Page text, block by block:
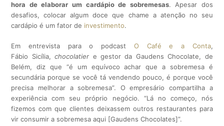
hora de elaborar um cardápio de sobremesas. Apesar dos
desafios, colocar algum doce que chame a atenção no seu
cardápio é um fator de investimento.
Em entrevista para o podcast O Café e a Conta,
Fábio Sicília,chocolatier e gestor da Gaudens Chocolate, de
Belém, diz que
“é um equívoco achar que a sobremesa é
secundária porque se você tá vendendo pouco, é porque você
precisa melhorar a sobremesa”. O empresário compartilha a
experiência com seu próprio negócio. “Lá no começo, nós
fizemos com que clientes deixassem outros restaurantes para
vir consumir a sobremesa aqui [Gaudens Chocolates]”.